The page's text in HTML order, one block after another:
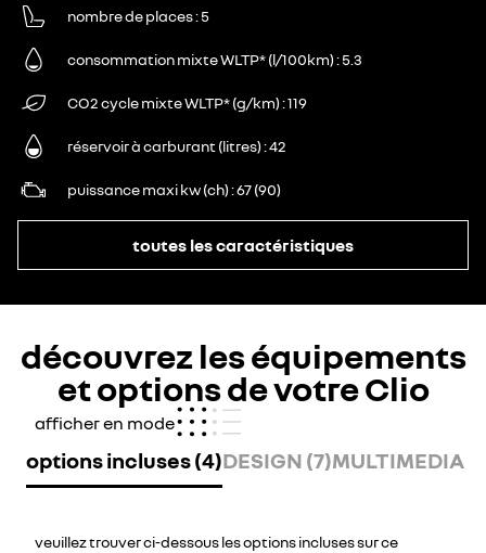
nombre de places 5
consommation mixte WLTP* (l/100km) 5.3
CO2 cycle mixte WLTP* (g/km) 119
réservoir à carburant (litres) 42
puissance maxi kw (ch) 67 (90)
toutes les caractéristiques
découvrez les équipements
et options de votre Clio
afficher en mode
options incluses (4)DESIGN (7)MULTIMEDIA
veuillez trouver ci-dessous les options incluses sur ce